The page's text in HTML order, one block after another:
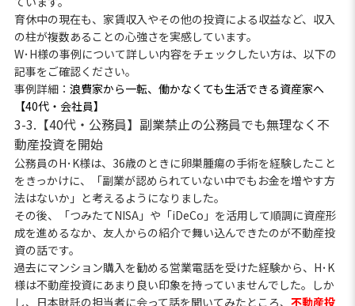
育休中の現在も、家賃収入やその他の投資による収益など、収入
の柱が複数あることの心強さを実感しています。
W･H様の事例について詳しい内容をチェックしたい方は、以下の
記事をご確認ください。
事例詳細： 浪費家から一転、働かなくても生活できる資産家へ
【40代・会社員】
3-3.【40代・公務員】副業禁止の公務員でも無理なく不
動産投資を開始
公務員のH･K様は、36歳のときに卵巣腫瘍の手術を経験したこと
をきっかけに、「副業が認められていない中でもお金を増やす方
法はないか」と考えるようになりました。
その後、「つみたてNISA」や「iDeCo」を活用して順調に資産形
成を進めるなか、友人からの紹介で舞い込んできたのが不動産投
資の話です。
過去にマンション購入を勧める営業電話を受けた経験から、H･K
様は不動産投資にあまり良い印象を持っていませんでした。しか
し、日本財託の担当者に会って話を聞いてみたところ、 不動産投